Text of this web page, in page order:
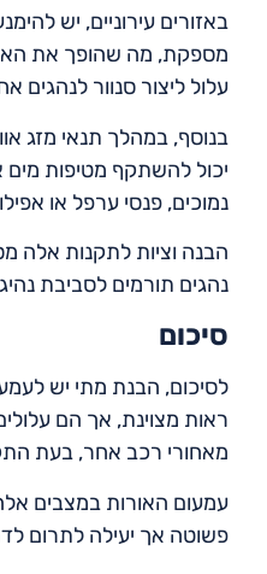
באזורים עירוניים, יש
מספקת, מה שהופך את
עלול ליצור סנוור לנהגים
בנוסף, במהלך תנאי מזג
יכול להשתקף מטיפות
נמוכים, פנסי ערפל או
הבנה וציות לתקנות אלה
נהגים תורמים לסביבת
סיכום
לסיכום, הבנת מתי יש
ראות מצוינת, אך הם
מאחורי רכב אחר, בעת
עמעום האורות במצבים
פשוטה אך יעילה לתרום